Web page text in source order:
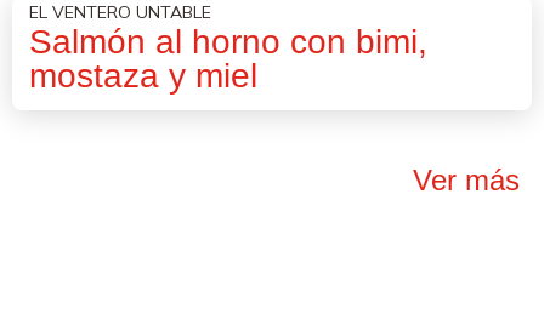
EL VENTERO UNTABLE
Salmón al horno con bimi,
mostaza y miel
Ver más